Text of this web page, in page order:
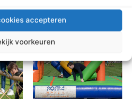
accepteren
voorkeuren